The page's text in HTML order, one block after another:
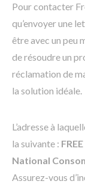
Pour contacter
qu’envoyer une
être avec un peu
de résoudre un
réclamation de
la solution idéale.
L’adresse à
la suivante :
National
Assurez-vous